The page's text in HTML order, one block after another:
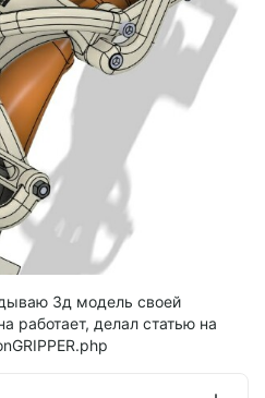
3д модель своей
работает, делал статью на